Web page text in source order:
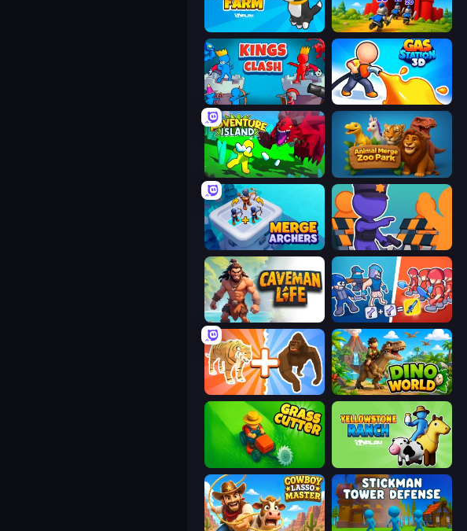
Shepherd Farm TimeWarriors
Kings Clash Gas Station 3D
Adventure Island 2D Animal Merge Zoo Park
Merge Archers City Defense
Caveman Life
Animal DNA Run Dino World
Yellowstone Ranch